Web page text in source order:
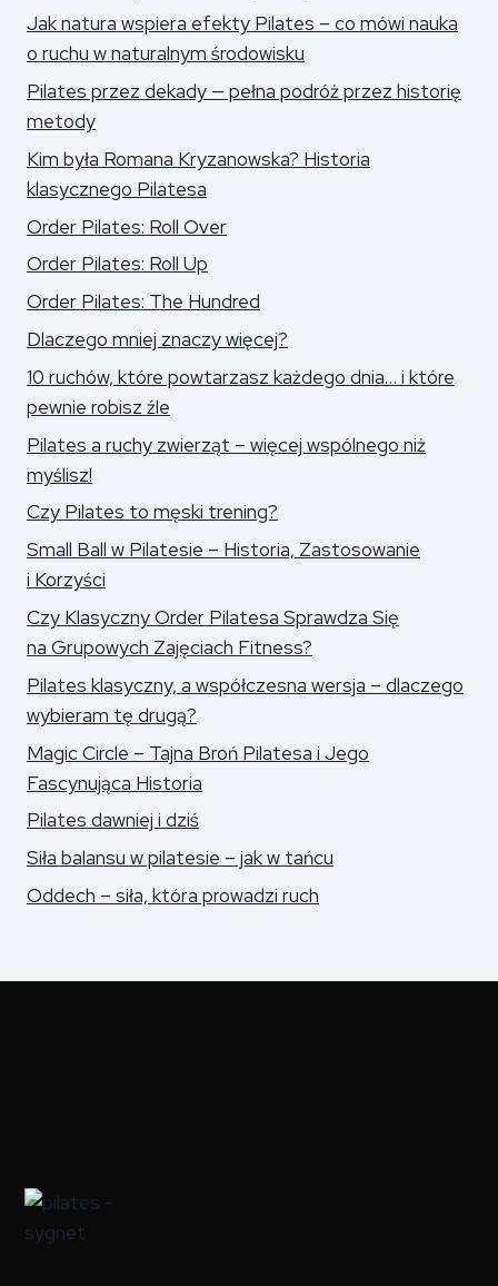
Jak natura wspiera efekty Pilates – co mówi nauka
o ruchu w naturalnym środowisku
Pilates przez dekady — pełna podróż przez historię
metody
Kim była Romana Kryzanowska? Historia
klasycznego Pilatesa
Order Pilates: Roll Over
Order Pilates: Roll Up
Order Pilates: The Hundred
Dlaczego mniej znaczy więcej?
10 ruchów, które powtarzasz każdego dnia… i które
pewnie robisz źle
Pilates a ruchy zwierząt – więcej wspólnego niż
myślisz!
Czy Pilates to męski trening?
Small Ball w Pilatesie – Historia, Zastosowanie
i Korzyści
Czy Klasyczny Order Pilatesa Sprawdza Się
na Grupowych Zajęciach Fitness?
Pilates klasyczny, a współczesna wersja – dlaczego
wybieram tę drugą?
Magic Circle – Tajna Broń Pilatesa i Jego
Fascynująca Historia
Pilates dawniej i dziś
Siła balansu w pilatesie – jak w tańcu
Oddech – siła, która prowadzi ruch